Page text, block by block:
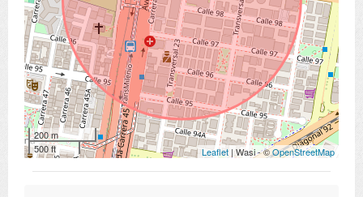
200 m
500 ft
Leaflet | Wasi - ©OpenStreetMap